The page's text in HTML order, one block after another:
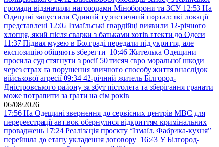
громади відзначили нагородами Міноборони та ЗСУ 12:53 На
Одещині запустили Єдиний туристичний портал: які локації
представлені 12:02 Ізмаїльські гвардійці виявили 12-річного
хлопця, який після сварки з батьками хотів втекти до Одеси
11:37 Підвал музею в Болграді передали під укриття, але
експозицію обіцяють зберегти 10:46 Жителька Одещини
просила суд стягнути з росії 50 тисяч євро моральної шкоди
через страх та порушення звичного способу життя внаслідок
військової агресії 09:34 42-річний житель Білгород-
Дністровського району за збут пістолета та зберігання гранати
може потрапити за ґрати на сім років
06/08/2026
17:56 На Одещині звернення до сервісних центрів МВС для
перереєстрації автівок обернулися відкриттям кримінальних
проваджень 17:24 Реалізація проєкту “Ізмаїл. Фабрика-кухня”
перейшла до етапу укладення договору 16:43 У Білгород-